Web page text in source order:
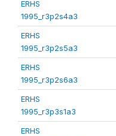
ERHS
1995_r3p2s4a3
ERHS
1995_r3p2s5a3
ERHS
1995_r3p2s6a3
ERHS
1995_r3p3s1a3
ERHS